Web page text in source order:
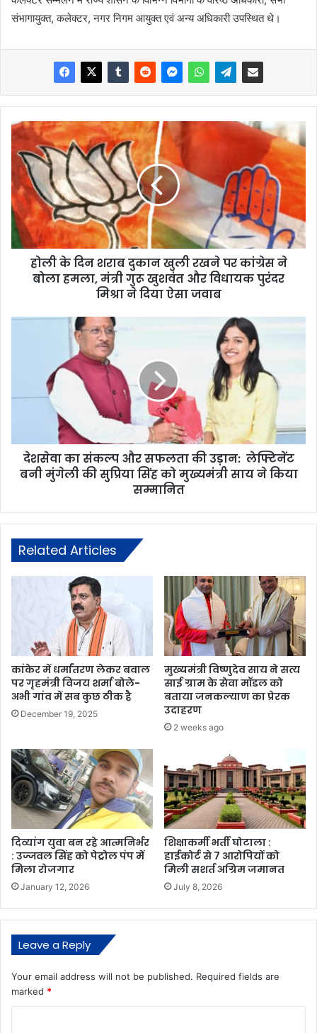
संभागायुक्त, कलेक्टर, नगर निगम आयुक्त एवं अन्य अधिकारी उपस्थित थे।
होली के दिन शराब दुकान खुली रखने पर कांग्रेस ने
बोला हमला, मंत्री गुरू खुशवंत और विधायक पुरंदर
मिश्रा ने दिया ऐसा जवाब
देशसेवा का संकल्प और सफलता की उड़ान: लेफ्टिनेंट
बनी मुंगेली की सुप्रिया सिंह को मुख्यमंत्री साय ने किया
सम्मानित
Related Articles
कांकेर में धर्मांतरण लेकर बवाल
पर गृहमंत्री विजय शर्मा बोले-
अभी गांव में सब कुछ ठीक है
December 19, 2025
मुख्यमंत्री विष्णुदेव साय ने सत्य
साई ग्राम के सेवा मॉडल को
बताया जनकल्याण का प्रेरक
उदाहरण
2 weeks ago
दिव्यांग युवा बन रहे आत्मनिर्भर
: उज्जवल सिंह को पेट्रोल पंप में
मिला रोजगार
January 12, 2026
शिक्षाकर्मी भर्ती घोटाला :
हाईकोर्ट से 7 आरोपियों को
मिली सशर्त अग्रिम जमानत
July 8, 2026
Leave a Reply
Your email address will not be published. Required fields are
marked *